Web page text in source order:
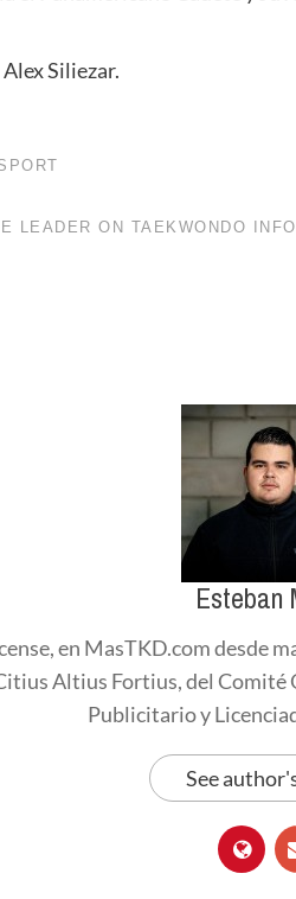
Siliezar.
Esteban
en MasTKD.com desde
Altius Fortius, del Comité
Publicitario y
See